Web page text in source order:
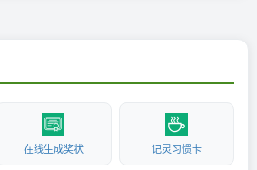
在线生成奖状 记灵习惯卡